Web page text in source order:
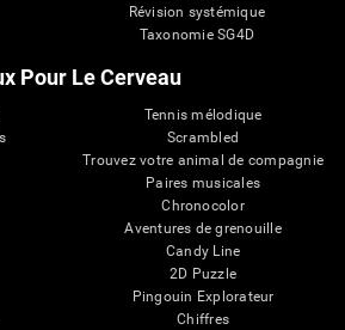
Révision systémique
Taxonomie SG4D
Pour Le Cerveau
Tennis mélodique
Scrambled
Trouvez votre animal de compagnie
Paires musicales
Chronocolor
Aventures de grenouille
Candy Line
2D Puzzle
Pingouin Explorateur
Chiffres